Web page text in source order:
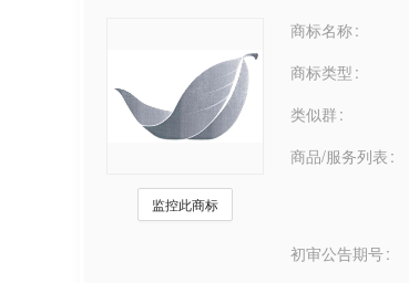
监控此商标
商标名称
商标类型
类似群
商品/服务列表
初审公告期号